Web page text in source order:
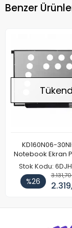
Benzer
KD160N06-
Notebook Ekran
HD
Stok Kodu:
%26